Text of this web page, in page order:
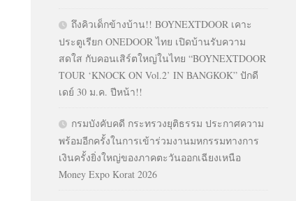
ถึงคิวเด็กข้างบ้าน!! BOYNEXTDOOR เคาะ
ประตูเรียก ONEDOOR ไทย เปิดบ้านรับความ
สดใส กับคอนเสิร์ตใหญ่ในไทย “BOYNEXTDOOR
TOUR ‘KNOCK ON Vol.2’ IN BANGKOK” ปักดี
เดย์ 30 ม.ค. ปีหน้า!!
กรมบังคับคดี กระทรวงยุติธรรม ประกาศความ
พร้อมอีกครั้งในการเข้าร่วมงานมหกรรมทางการ
เงินครั้งยิ่งใหญ่ของภาคตะวันออกเฉียงเหนือ
Money Expo Korat 2026